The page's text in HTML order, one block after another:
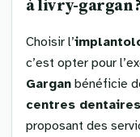
à livry-gargan?
Choisir l’
c’est opter pour
Gargan bénéficie
centres dentaires
proposant des